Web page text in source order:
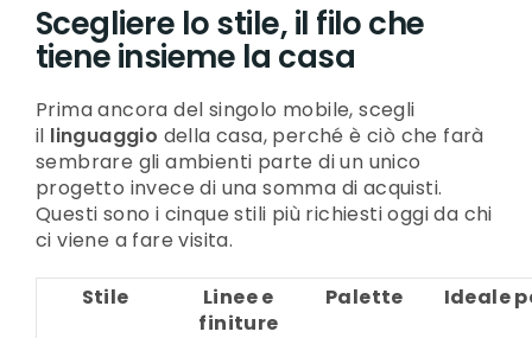
Scegliere lo stile, il filo che
tiene insieme la casa
Prima ancora del singolo mobile, scegli
il linguaggio della casa, perché è ciò che farà
sembrare gli ambienti parte di un unico
progetto invece di una somma di acquisti.
Questi sono i cinque stili più richiesti oggi da chi
ci viene a fare visita.
Stile
Linee e
finiture
Palette Ideale